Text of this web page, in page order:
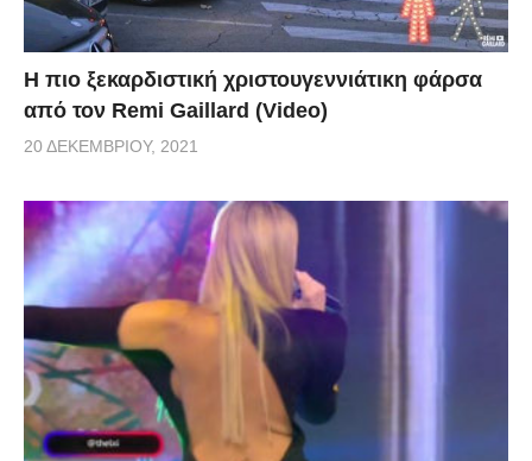
Η πιο ξεκαρδιστική χριστουγεννιάτικη φάρσα
από τον Remi Gaillard (Video)
20 ΔΕΚΕΜΒΡΊΟΥ, 2021